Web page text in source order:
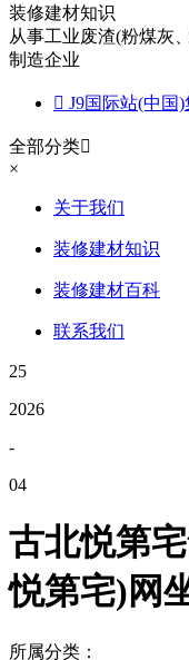
装修建材知识
从事工业废渣(粉煤灰
制造企业
 J9国际站(中国)
全部分类
×
关于我们
装修建材知识
装修建材百科
联系我们
25
2026
-
04
古北悦第
悦第宅)网
所属分类：